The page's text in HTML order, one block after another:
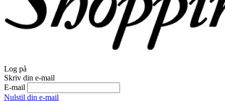
Log på
Skriv din e-mail
E-mail
Nulstil din e-mail